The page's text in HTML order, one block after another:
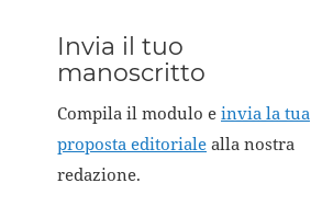
Invia il tuo
manoscritto
Compila il modulo e invia la tua
proposta editoriale alla nostra
redazione.